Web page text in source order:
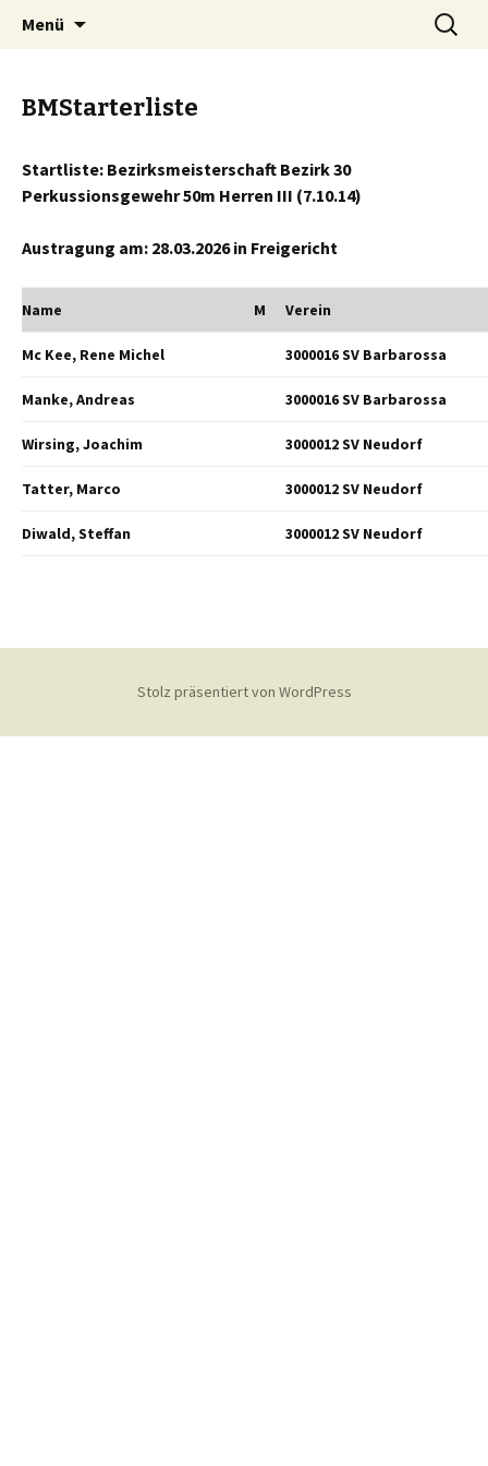
Menü
Suche
nach:
BMStarterliste
Startliste: Bezirksmeisterschaft Bezirk 30
Perkussionsgewehr 50m Herren III (7.10.14)
Austragung am: 28.03.2026 in Freigericht
Name M Verein
Mc Kee, Rene Michel 3000016 SV Barbarossa
Manke, Andreas 3000016 SV Barbarossa
Wirsing, Joachim 3000012 SV Neudorf
Tatter, Marco 3000012 SV Neudorf
Diwald, Steffan 3000012 SV Neudorf
Stolz präsentiert von WordPress